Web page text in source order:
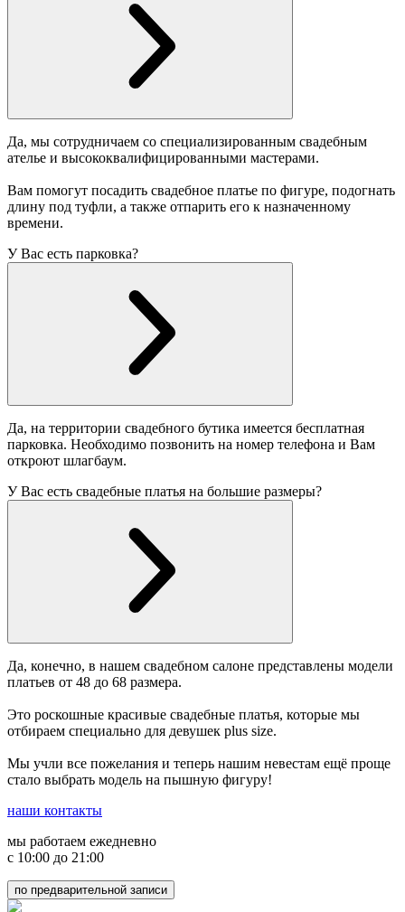
Да, мы сотрудничаем со специализированным свадебным
ателье и высококвалифицированными мастерами.
Вам помогут посадить свадебное платье по фигуре, подогнать
длину под туфли, а также отпарить его к назначенному
времени.
У Вас есть парковка?
Да, на территории свадебного бутика имеется бесплатная
парковка. Необходимо позвонить на номер телефона и Вам
откроют шлагбаум.
У Вас есть свадебные платья на большие размеры?
Да, конечно, в нашем свадебном салоне представлены модели
платьев от 48 до 68 размера.
Это роскошные красивые свадебные платья, которые мы
отбираем специально для девушек plus size.
Мы учли все пожелания и теперь нашим невестам ещё проще
стало выбрать модель на пышную фигуру!
наши контакты
мы работаем ежедневно
с 10:00 до 21:00
по предварительной записи